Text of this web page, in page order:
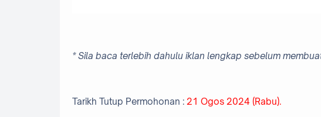
* Sila baca terlebih dahulu iklan lengkap sebelum
Tarikh Tutup Permohonan : 21 Ogos 2024 (Rabu).